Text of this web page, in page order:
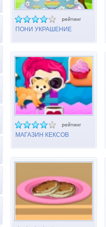
рейтинг
ПОНИ УКРАШЕНИЕ
рейтинг
МАГАЗИН КЕКСОВ